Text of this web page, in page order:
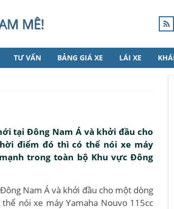
MÊ!
TƯ VẤN BẢNG GIÁ XE LÁI XE
tại Đông Nam Á và khởi đầu cho
điểm đó thì có thể nói xe máy
trong toàn bộ Khu vực Đông
Nam Á và khởi đầu cho một dòng
nói xe máy Yamaha Nouvo 115cc